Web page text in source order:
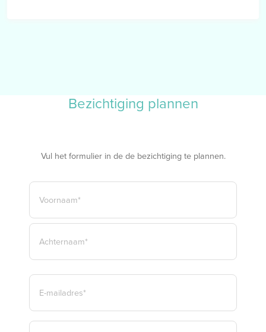
Bezichtiging plannen
Vul het formulier in de de bezichtiging te plannen.
NAAM
VOORNAAM*
E-
MAILADRES
TELEFOON